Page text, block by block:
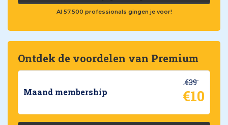
Al 57.500 professionals gingen je voor!
Ontdek de voordelen van Premium
Maand membership
€39
€10